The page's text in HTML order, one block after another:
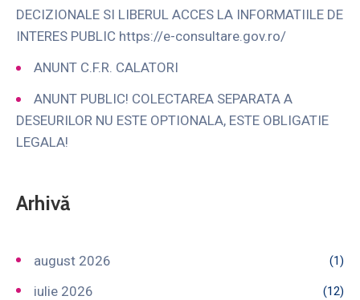
DECIZIONALE SI LIBERUL ACCES LA INFORMATIILE DE
INTERES PUBLIC https://e-consultare.gov.ro/
ANUNT C.F.R. CALATORI
ANUNT PUBLIC! COLECTAREA SEPARATA A
DESEURILOR NU ESTE OPTIONALA, ESTE OBLIGATIE
LEGALA!
Arhivă
august 2026 (1)
iulie 2026 (12)